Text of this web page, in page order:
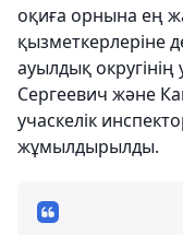
оқиға орнына ең
қызметкерлеріне
ауылдық округінің
Сергеевич және
учаскелік
жұмылдырылды.